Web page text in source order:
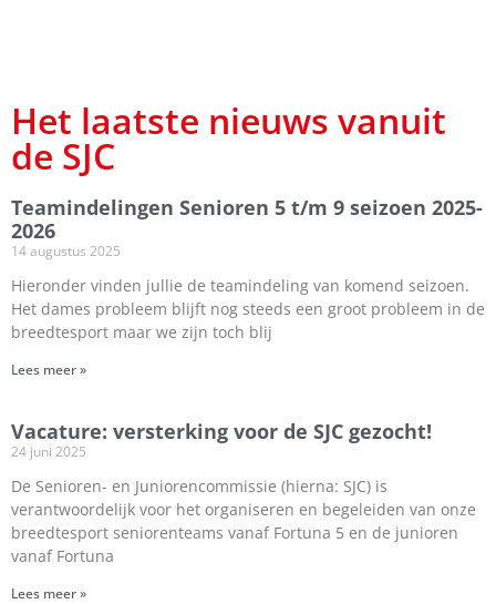
Het laatste nieuws vanuit
de SJC
Teamindelingen Senioren 5 t/m 9 seizoen 2025-
2026
14 augustus 2025
Hieronder vinden jullie de teamindeling van komend seizoen.
Het dames probleem blijft nog steeds een groot probleem in de
breedtesport maar we zijn toch blij
Lees meer »
Vacature: versterking voor de SJC gezocht!
24 juni 2025
De Senioren- en Juniorencommissie (hierna: SJC) is
verantwoordelijk voor het organiseren en begeleiden van onze
breedtesport seniorenteams vanaf Fortuna 5 en de junioren
vanaf Fortuna
Lees meer »